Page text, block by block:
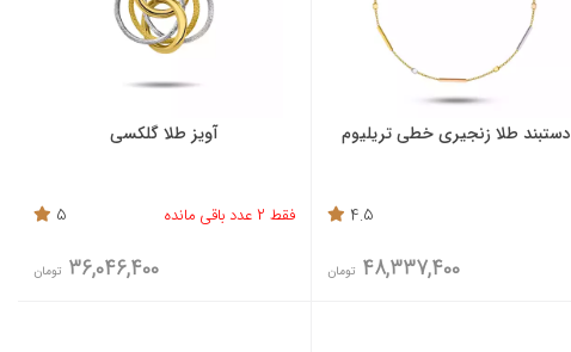
دستبند طلا زنجیری خطی تریلیوم
4.5
48,337,400 تومان
آویز طلا گلکسی
فقط 2 عدد باقی مانده 5
36,046,400 تومان